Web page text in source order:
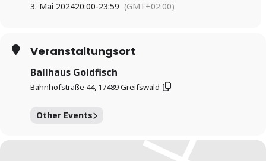
3. Mai 202420:00-23:59 (GMT+02:00)
Veranstaltungsort
Ballhaus Goldfisch
Bahnhofstraße 44, 17489 Greifswald
Other Events